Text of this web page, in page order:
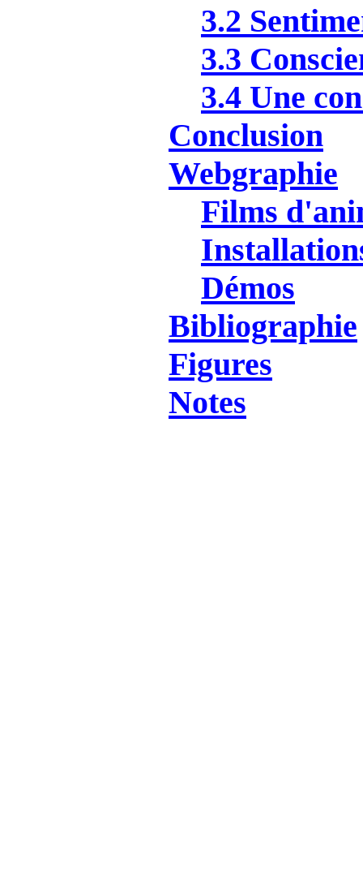
3.2
3.3
3.4 Une
Conclusion
Webgraphie
Films
Démos
Bibliographie
Figures
Notes